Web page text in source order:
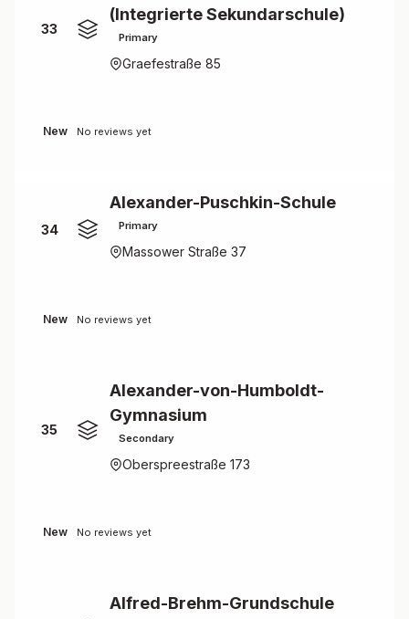
33
(Integrierte Sekundarschule)
Primary
Graefestraße 85
New No reviews yet
34
Alexander-Puschkin-Schule
Primary
Massower Straße 37
New No reviews yet
35
Alexander-von-Humboldt-
Gymnasium
Secondary
Oberspreestraße 173
New No reviews yet
Alfred-Brehm-Grundschule